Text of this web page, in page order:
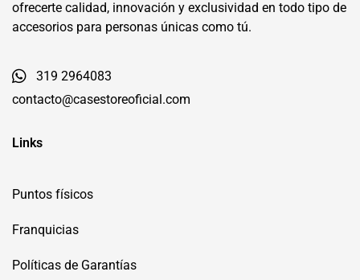
ofrecerte calidad, innovación y exclusividad en todo tipo de
accesorios para personas únicas como tú.
319 2964083
contacto@casestoreoficial.com
Links
Puntos físicos
Franquicias
Políticas de Garantías